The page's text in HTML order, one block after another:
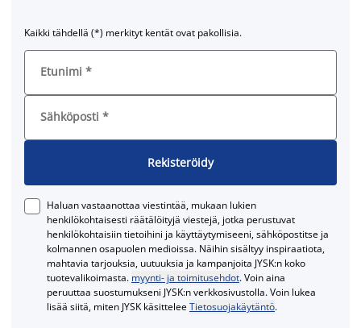
Kaikki tähdellä (*) merkityt kentät ovat pakollisia.
Etunimi *
Sähköposti *
Rekisteröidy
Haluan vastaanottaa viestintää, mukaan lukien
henkilökohtaisesti räätälöityjä viestejä, jotka perustuvat
henkilökohtaisiin tietoihini ja käyttäytymiseeni, sähköpostitse ja
kolmannen osapuolen medioissa. Näihin sisältyy inspiraatiota,
mahtavia tarjouksia, uutuuksia ja kampanjoita JYSK:n koko
tuotevalikoimasta. myynti- ja toimitusehdot. Voin aina
peruuttaa suostumukseni JYSK:n verkkosivustolla. Voin lukea
lisää siitä, miten JYSK käsitteleeTietosuojakäytäntö.